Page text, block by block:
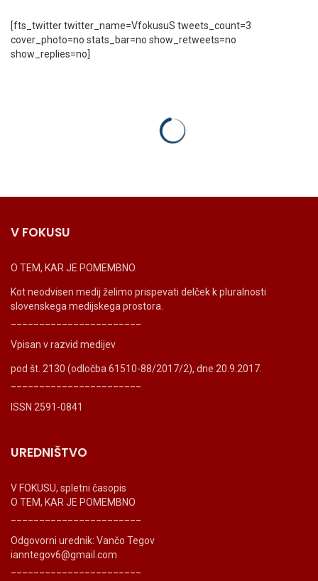
[fts_twitter twitter_name=VfokusuS tweets_count=3
cover_photo=no stats_bar=no show_retweets=no
show_replies=no]
V FOKUSU
O TEM, KAR JE POMEMBNO.
Kot neodvisen medij želimo prispevati delček k pluralnosti
slovenskega medijskega prostora.
Vpisan v razvid medijev
pod št. 2130 (odločba 61510-88/2017/2), dne 20.9.2017.
ISSN 2591-0841
UREDNIŠTVO
V FOKUSU, spletni časopis
O TEM, KAR JE POMEMBNO
Odgovorni urednik: Vančo Tegov
ianntegov6@gmail.com